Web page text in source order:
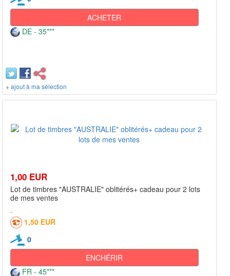
ACHETER
DE - 35***
+ ajout à ma sélection
1,00 EUR
Lot de timbres "AUSTRALIE" oblitérés+ cadeau pour 2 lots
de mes ventes
1,50 EUR
0
ENCHÉRIR
FR - 45***